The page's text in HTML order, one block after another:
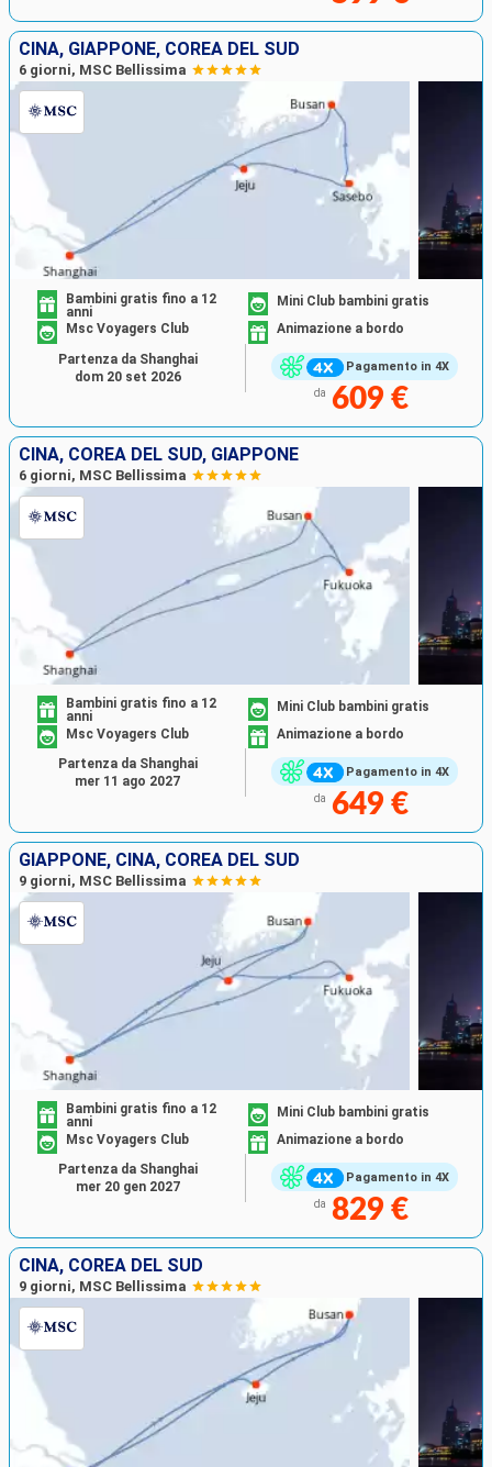
CINA, GIAPPONE, COREA DEL SUD
6 giorni, MSC Bellissima
Pagamento in 4X
Bambini gratis fino a 12
anni
Mini Club bambini gratis
Msc Voyagers Club
Animazione a bordo
da 609 €
Partenza da Shanghai
dom 20 set 2026
CINA, COREA DEL SUD, GIAPPONE
6 giorni, MSC Bellissima
Pagamento in 4X
Bambini gratis fino a 12
anni
Mini Club bambini gratis
Msc Voyagers Club
Animazione a bordo
da 649 €
Partenza da Shanghai
mer 11 ago 2027
GIAPPONE, CINA, COREA DEL SUD
9 giorni, MSC Bellissima
Pagamento in 4X
Bambini gratis fino a 12
anni
Mini Club bambini gratis
Msc Voyagers Club
Animazione a bordo
da 829 €
Partenza da Shanghai
mer 20 gen 2027
CINA, COREA DEL SUD
9 giorni, MSC Bellissima